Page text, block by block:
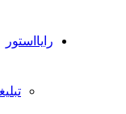
رایااستور